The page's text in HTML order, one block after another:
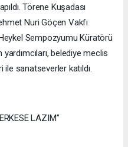
Törene Kuşadası
Nuri Göçen Vakfı
Sempozyumu Küratörü
belediye meclis
sanatseverler katıldı.
LAZIM”